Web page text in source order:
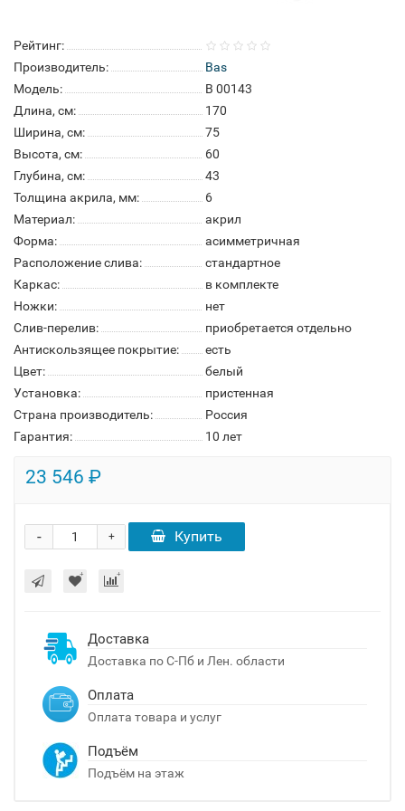
Рейтинг:
Производитель:
Bas
Модель:
В 00143
Длина, см:
170
Ширина, см:
75
Высота, см:
60
Глубина, см:
43
Толщина акрила, мм:
6
Материал:
акрил
Форма:
асимметричная
Расположение слива:
стандартное
Каркас:
в комплекте
Ножки:
нет
Слив-перелив:
приобретается отдельно
Антискользящее покрытие:
есть
Цвет:
белый
Установка:
пристенная
Страна производитель:
Россия
Гарантия:
10 лет
23 546 ₽
+
- Купить
Доставка
Доставка по С-Пб и Лен. области
Оплата
Оплата товара и услуг
Подъём
Подъём на этаж